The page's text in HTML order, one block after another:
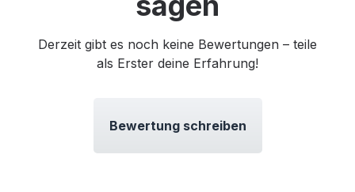
Derzeit gibt es noch keine Bewertungen – teile
als Erster deine Erfahrung!
Bewertung schreiben